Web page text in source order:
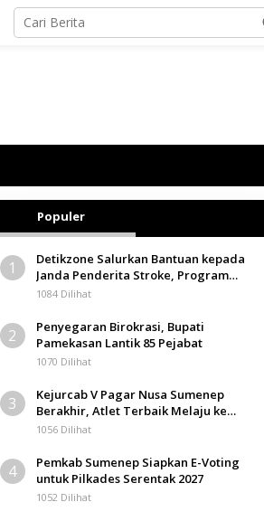
Populer
1
Detikzone Salurkan Bantuan kepada
Janda Penderita Stroke, Program
Berbagi Masuki Hari ke-61
1084 Dilihat
2
Penyegaran Birokrasi, Bupati
Pamekasan Lantik 85 Pejabat
1070 Dilihat
3
Kejurcab V Pagar Nusa Sumenep
Berakhir, Atlet Terbaik Melaju ke
Kejurwil Jatim
1056 Dilihat
4
Pemkab Sumenep Siapkan E-Voting
untuk Pilkades Serentak 2027
1052 Dilihat